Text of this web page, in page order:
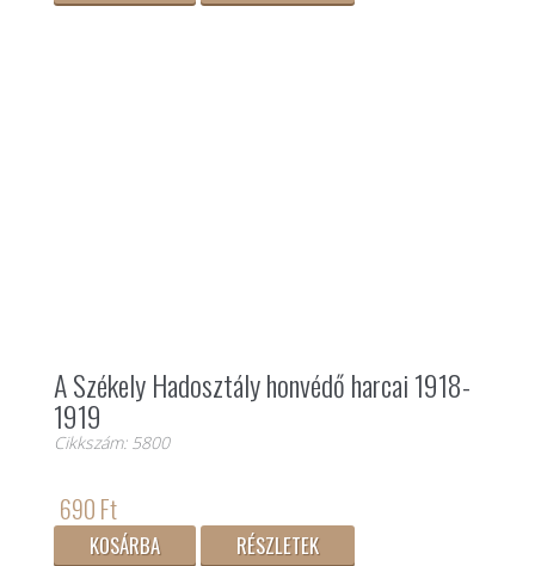
A Székely Hadosztály honvédő harcai 1918-
1919
Cikkszám: 5800
690 Ft
KOSÁRBA RÉSZLETEK